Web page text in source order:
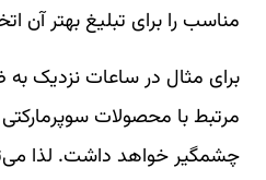
مناسب را برای تبلیغ بهتر آن
برای مثال در ساعات نزدیک به
مرتبط با محصولات
چشمگیر خواهد داشت. لذا